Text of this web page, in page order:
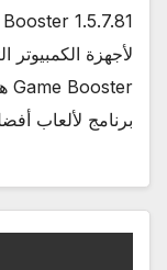
برنامج لألعاب